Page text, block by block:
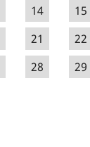
14 15
21 22
28 29